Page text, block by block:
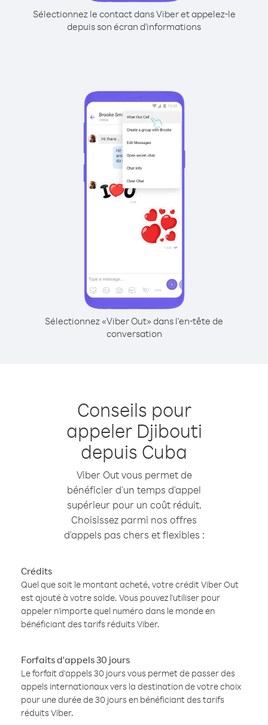
Sélectionnez le contact dans Viber et appelez-le
depuis son écran d'informations
Sélectionnez «Viber Out» dans l'en-tête de
conversation
Conseils pour
appeler Djibouti
depuis Cuba
Viber Out vous permet de
bénéficier d'un temps d'appel
supérieur pour un coût réduit.
Choisissez parmi nos offres
d'appels pas chers et flexibles :
Crédits
Quel que soit le montant acheté, votre crédit Viber Out
est ajouté à votre solde. Vous pouvez l'utiliser pour
appeler n'importe quel numéro dans le monde en
bénéficiant des tarifs réduits Viber.
Forfaits d'appels 30 jours
Le forfait d'appels 30 jours vous permet de passer des
appels internationaux vers la destination de votre choix
pour une durée de 30 jours en bénéficiant des tarifs
réduits Viber.